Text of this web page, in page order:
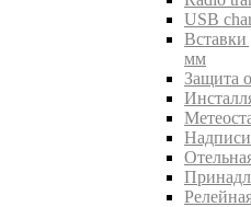
USB
Вставки
мм
Защита
Надписи